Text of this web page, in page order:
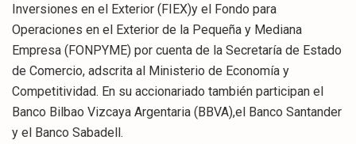
Inversiones en el Exterior (FIEX)y el Fondo para
Operaciones en el Exterior de la Pequeña y Mediana
Empresa (FONPYME) por cuenta de la Secretaría de Estado
de Comercio, adscrita al Ministerio de Economía y
Competitividad. En su accionariado también participan el
Banco Bilbao Vizcaya Argentaria (BBVA),el Banco Santander
y el Banco Sabadell.